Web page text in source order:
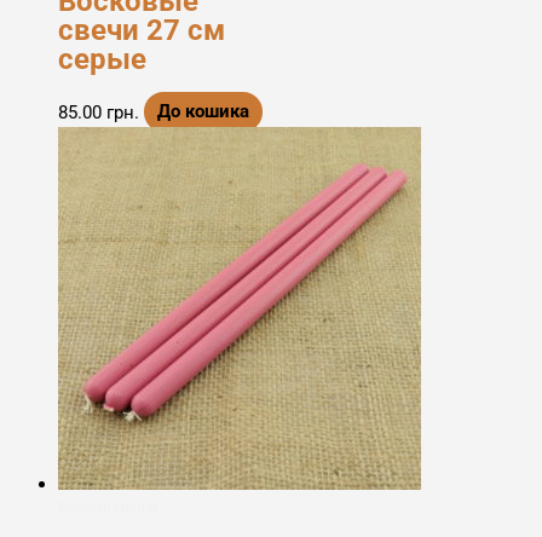
свечи 27 см
серые
85.00 грн. До кошика